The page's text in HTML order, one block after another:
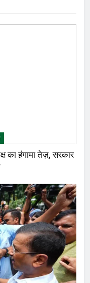
का हंगामा तेज़, सरकार